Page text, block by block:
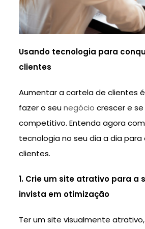
Usando tecnologia para
clientes
Aumentar a cartela de clientes
fazer o seunegócio crescer e
competitivo. Entenda agora
tecnologia no seu dia a dia para
clientes.
1. Crie um site atrativo para a
invista em otimização
Ter um site visualmente